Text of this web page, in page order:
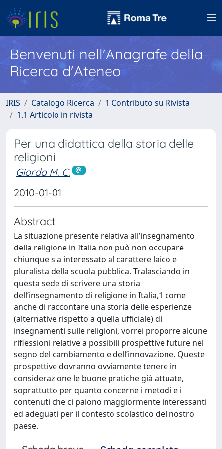
Benvenuti nell'Anagrafe della
Ricerca d'Ateneo
IRIS Catalogo Ricerca
1 Contributo su Rivista
1.1 Articolo in rivista
Per una didattica della storia delle
religioni
Giorda M. C.
2010-01-01
Abstract
La situazione presente relativa all’insegnamento
della religione in Italia non può non occupare
chiunque sia interessato al carattere laico e
pluralista della scuola pubblica. Tralasciando in
questa sede di scrivere una storia
dell’insegnamento di religione in Italia,1 come
anche di raccontare una storia delle esperienze
(alternative rispetto a quella ufficiale) di
insegnamenti sulle religioni, vorrei proporre alcune
riflessioni relative a possibili prospettive future nel
segno del cambiamento e dell’innovazione. Queste
prospettive dovranno ovviamente tenere in
considerazione le buone pratiche già attuate,
soprattutto per quanto concerne i metodi e i
contenuti che ci paiono maggiormente interessanti
ed adeguati per il contesto scolastico del nostro
paese.